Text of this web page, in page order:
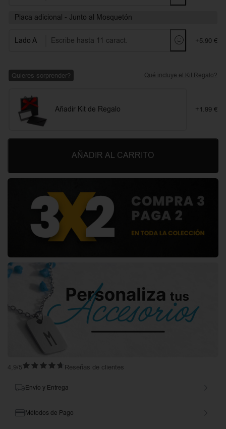
Placa adicional - Junto al Mosquetón
Lado A +5.90 €
Quieres sorprender? Qué incluye el Kit Regalo?
Añadir Kit de Regalo +1.99 €
AÑADIR AL CARRITO
4,9/5 Reseñas de clientes
Envío y Entrega
Métodos de Pago